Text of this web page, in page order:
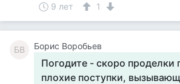
9 лет 1
БВ Борис Воробьев
Погодите - скоро проделки
плохие поступки,